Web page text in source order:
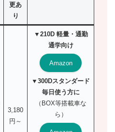
更あ
り
3,180
円～
▼210D 軽量・通勤
通学向け
Amazon
▼300Dスタンダード
毎日使う方に
（BOX等搭載車な
ら）